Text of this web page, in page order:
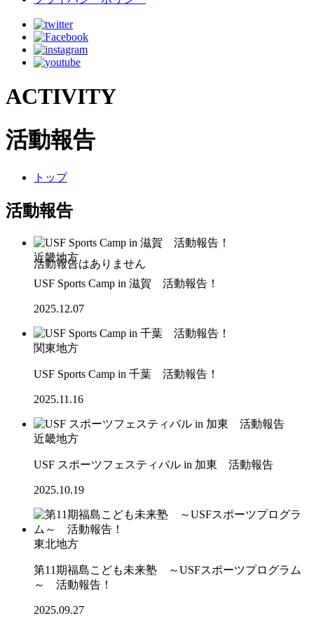
ACTIVITY
活動報告
トップ
活動報告
近畿地方
USF Sports Camp in 滋賀 活動報告！
2025.12.07
関東地方
USF Sports Camp in 千葉 活動報告！
2025.11.16
近畿地方
USF スポーツフェスティバル in 加東 活動報告
2025.10.19
東北地方
第11期福島こども未来塾 ～USFスポーツプログラム
～ 活動報告！
2025.09.27